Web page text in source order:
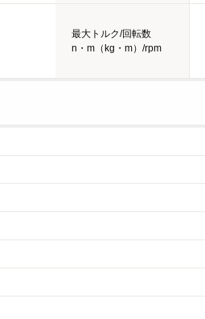
最大トルク/回転数
n・m（kg・m）/rpm